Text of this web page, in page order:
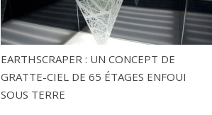
EARTHSCRAPER : UN CONCEPT DE
GRATTE-CIEL DE 65 ÉTAGES ENFOUI
SOUS TERRE